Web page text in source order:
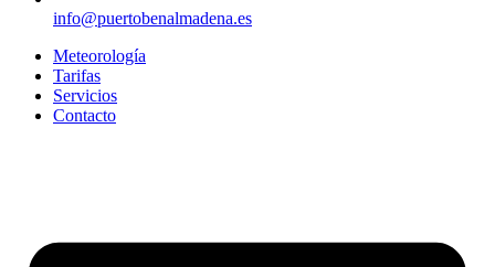
info@puertobenalmadena.es
Meteorología
Tarifas
Servicios
Contacto